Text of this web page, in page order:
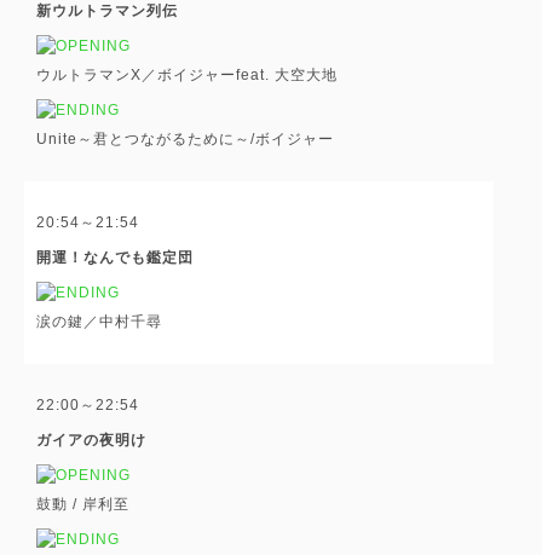
新ウルトラマン列伝
ウルトラマンX／ボイジャーfeat. 大空大地
Unite～君とつながるために～/ボイジャー
20:54～21:54
開運！なんでも鑑定団
涙の鍵／中村千尋
22:00～22:54
ガイアの夜明け
鼓動 / 岸利至